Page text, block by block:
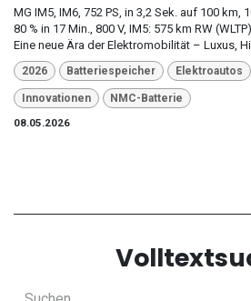
MG IM5, IM6, 752 PS, in 3,2 Sek. auf 100 km,
80 % in 17 Min., 800 V, IM5: 575 km RW
Eine neue Ära der Elektromobilität – Luxus,
2026 Batteriespeicher Elektroautos
Innovationen
NMC-Batterie
08.05.2026